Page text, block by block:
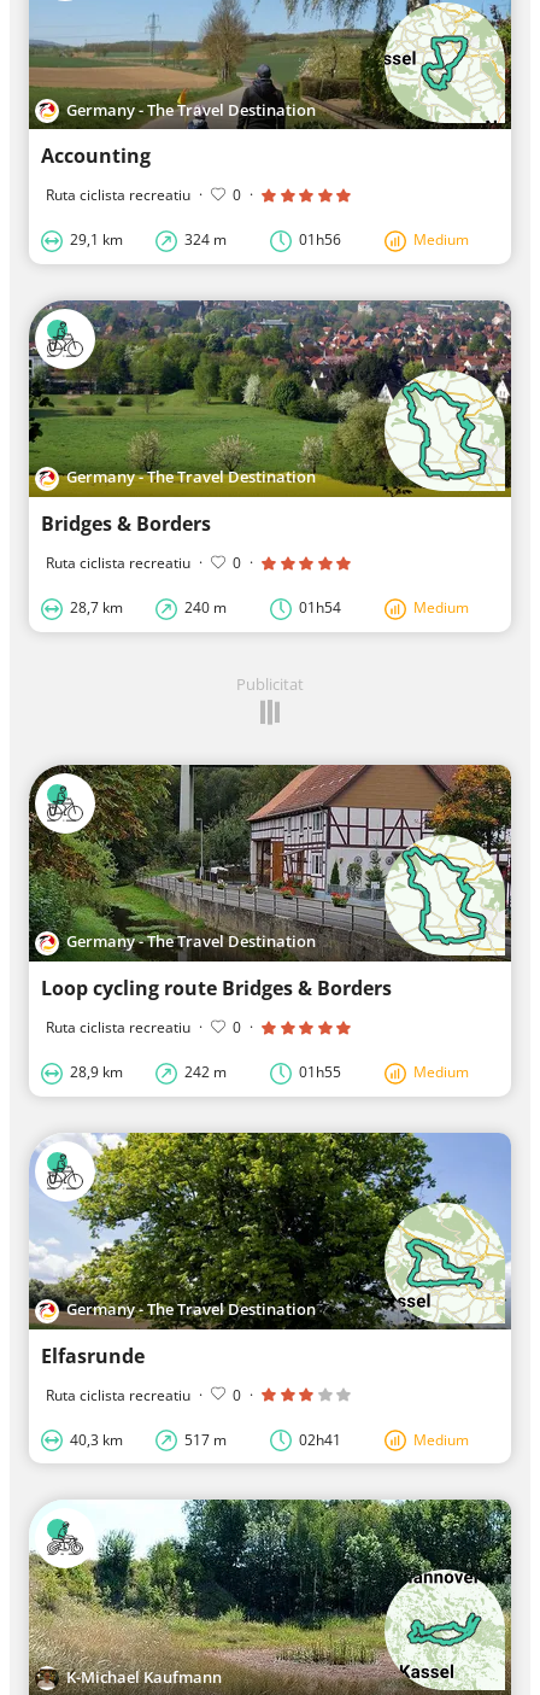
Germany - The Travel Destination
Accounting
Ruta ciclista recreatiu · 0 ·
29,1 km 324 m 01h56 Medium
Germany - The Travel Destination
Bridges & Borders
Ruta ciclista recreatiu · 0 ·
28,7 km 240 m 01h54 Medium
Publicitat
Germany - The Travel Destination
Loop cycling route Bridges & Borders
Ruta ciclista recreatiu · 0 ·
28,9 km 242 m 01h55 Medium
Germany - The Travel Destination
Elfasrunde
Ruta ciclista recreatiu · 0 ·
40,3 km 517 m 02h41 Medium
K-Michael Kaufmann